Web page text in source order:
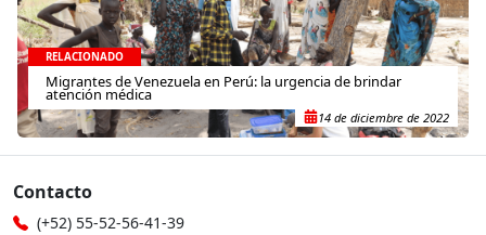
RELACIONADO
Migrantes de Venezuela en Perú: la urgencia de brindar
atención médica
14 de diciembre de 2022
Contacto
(+52) 55-52-56-41-39